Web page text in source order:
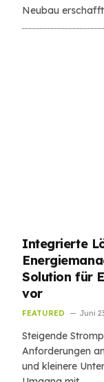
Neubau
Integrierte
Solution für
vor
FEATURED Juni
Steigende
Anforderungen
und kleinere